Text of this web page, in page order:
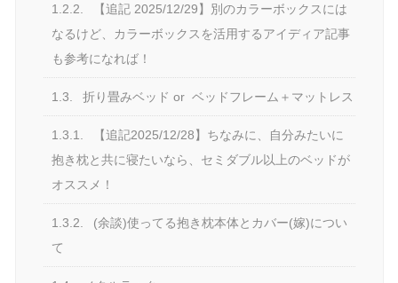
1.2.2.
【追記 2025/12/29】別のカラーボックスには
なるけど、カラーボックスを活用するアイディア記事
も参考になれば！
1.3. 折り畳みベッド or ベッドフレーム＋マットレス
1.3.1.
【追記2025/12/28】ちなみに、自分みたいに
抱き枕と共に寝たいなら、セミダブル以上のベッドが
オススメ！
1.3.2.
(余談)使ってる抱き枕本体とカバー(嫁)につい
て